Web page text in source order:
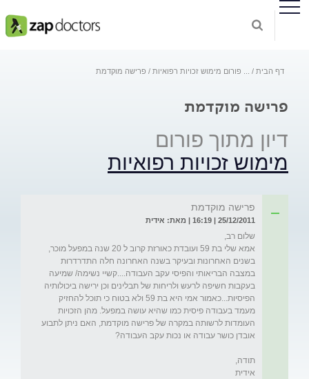
דף הבית פורום מימוש זכויות רפואיות פרישה מוקדמת
פרישה מוקדמת
דיון מתוך פורום
מימוש זכויות רפואיות
פרישה מוקדמת
25/12/2011 | 16:19 | מאת: אידית
אמא שלי בת 59 ועובדת כאורזת קרוב ל 20 שנה במפעל מוכר,
בשנים האחרונות ובעיקר בשנה האחרונה חלה התדרדרות
במצבה הבריאותי והפיסי עקב העבודה....קשיי נשימה/ שמיעה
בעקבות חשיפה לרעש ולריחות של תבלינים וכן ירישה ביכולותיה
הפיסיות...כאמור אמי היא בת 59 ולא בטוח כי תוכל להחזיק
מעמד בעבודה פיסית כמו שהיא עושה במפעל. מהן הזכויות
העומדות לרשותה במקרה של פרישה מוקדמת, האם ניתן לתבוע
אידית